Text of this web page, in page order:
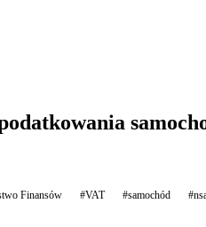
Finansów #VAT #samochód